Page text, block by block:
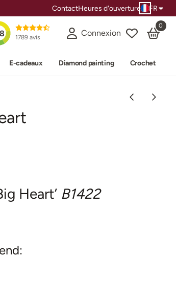
ContactHeures d'ouverture FR
1789 avis Connexion
0
E-cadeaux Diamond painting Crochet
Heart’ B1422